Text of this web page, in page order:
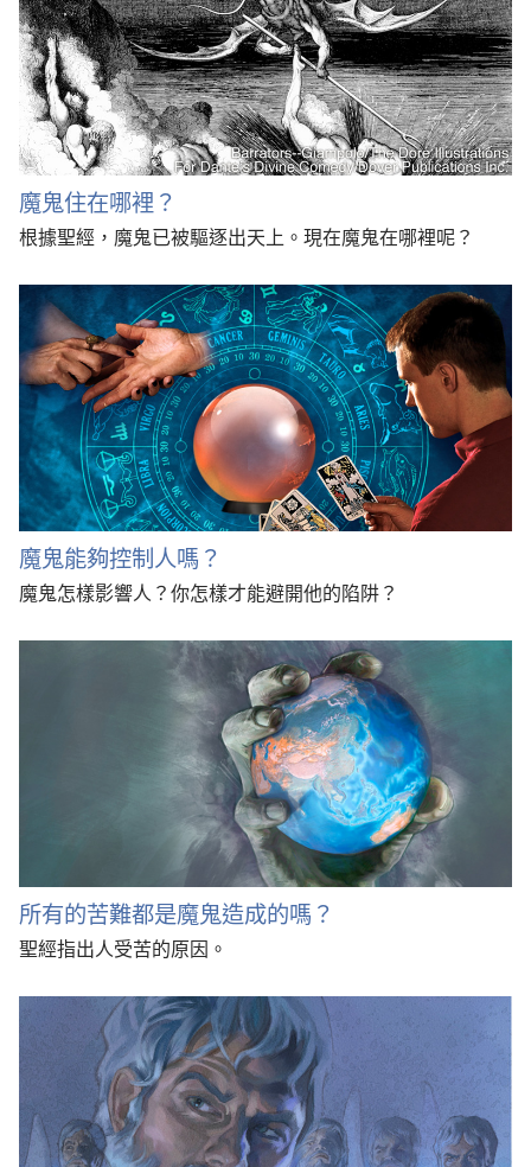
魔鬼住在哪裡？
根據聖經，魔鬼已被驅逐出天上。現在魔鬼在哪裡呢？
魔鬼能夠控制人嗎？
魔鬼怎樣影響人？你怎樣才能避開他的陷阱？
所有的苦難都是魔鬼造成的嗎？
聖經指出人受苦的原因。